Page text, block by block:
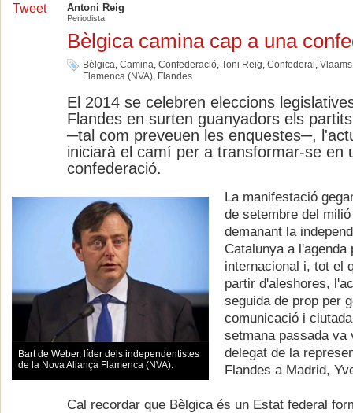
Tweet Antoni Reig
Periodista
Bèlgica camina cap a una
Bèlgica, Camina, Confederació, Toni Reig, Confederal ,
Flamenca (NVA), Flandes
El 2014 se celebren eleccions
Flandes en surten guanyadors els
─tal com preveuen les enquestes─,
iniciarà el camí per a transformar-se en
confederació.
Bart de Weber, líder dels independentistes
de la Nova Aliança Flamenca (NVA).
La manifestació
de setembre del
demanant la
Catalunya a l'agenda
internacional i, tot el
partir d'aleshores,
seguida de prop per
comunicació i
setmana passada va
delegat de la
Flandes a Madrid,
Cal recordar que Bèlgica és un Estat federal